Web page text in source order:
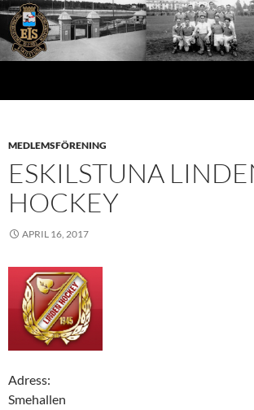
Hoppa
till
innehåll
MEDLEMSFÖRENING
ESKILSTUNA
HOCKEY
APRIL 16, 2017
Adress:
Smehallen